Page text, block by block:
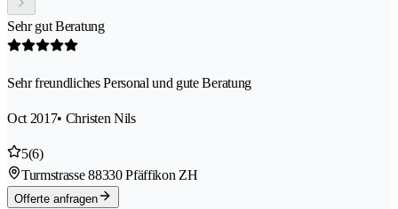
Sehr gut Beratung
Sehr freundliches Personal und gute Beratung
Oct 2017• Christen Nils
5(6)
Turmstrasse 88330 Pfäffikon ZH
Offerte anfragen